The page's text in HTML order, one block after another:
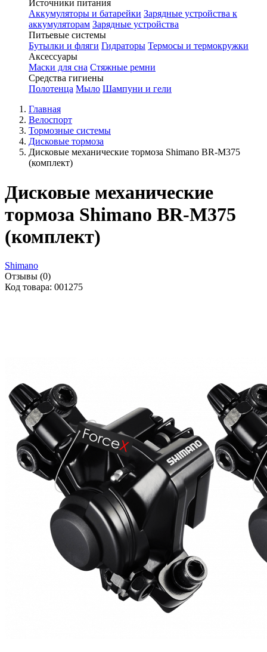
Источники питания
Аккумуляторы и батарейки Зарядные устройства к
аккумуляторам Зарядные устройства
Питьевые системы
Бутылки и фляги Гидраторы Термосы и термокружки
Аксессуары
Маски для сна Стяжные ремни
Средства гигиены
Полотенца Мыло Шампуни и гели
Главная
Велоспорт
Тормозные системы
Дисковые тормоза
Дисковые механические тормоза Shimano BR-M375
(комплект)
Дисковые механические
тормоза Shimano BR-M375
(комплект)
Shimano
Отзывы (0)
Код товара: 001275